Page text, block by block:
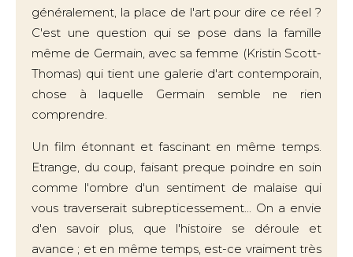
généralement, la place de l'art pour dire ce réel ?
C'est une question qui se pose dans la famille
même de Germain, avec sa femme (Kristin Scott-
Thomas) qui tient une galerie d'art contemporain,
chose à laquelle Germain semble ne rien
comprendre.
Un film étonnant et fascinant en même temps.
Etrange, du coup, faisant preque poindre en soin
comme l'ombre d'un sentiment de malaise qui
vous traverserait subrepticessement... On a envie
d'en savoir plus, que l'histoire se déroule et
avance ; et en même temps, est-ce vraiment très